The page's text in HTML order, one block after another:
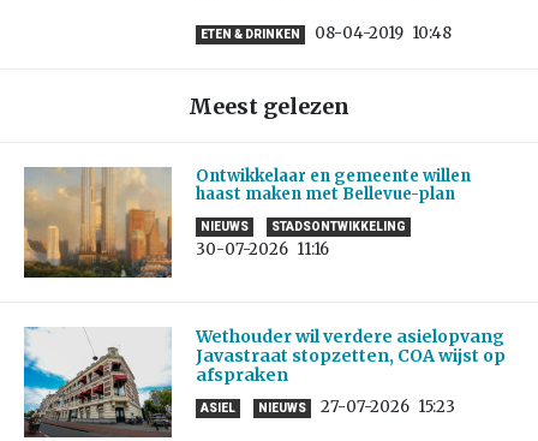
ETEN & DRINKEN 08-04-2019 10:48
Meest gelezen
Ontwikkelaar en gemeente willen
haast maken met Bellevue-plan
NIEUWS STADSONTWIKKELING
30-07-2026 11:16
Wethouder wil verdere asielopvang
Javastraat stopzetten, COA wijst op
afspraken
ASIEL NIEUWS 27-07-2026 15:23